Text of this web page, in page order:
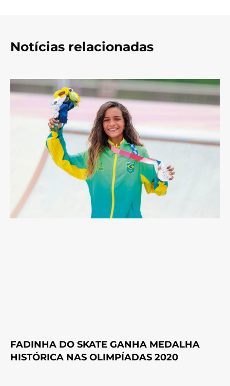
Notícias relacionadas
FADINHA DO SKATE GANHA MEDALHA
HISTÓRICA NAS OLIMPÍADAS 2020